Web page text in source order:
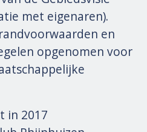
met eigenaren).
en
opgenomen voor
in 2017